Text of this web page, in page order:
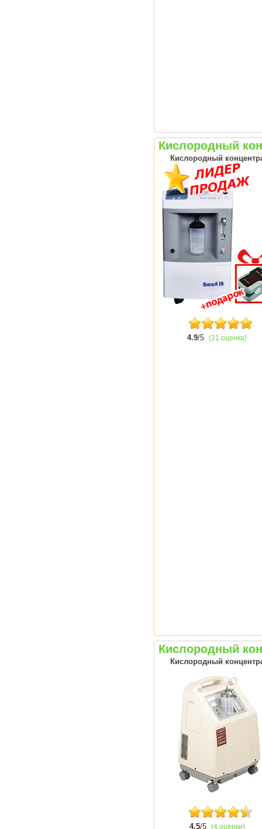
Кислородный
Кислородный
4.9/5 (21 оценка)
Кислородный
Кислородный
4.5/5 (4 оценки)